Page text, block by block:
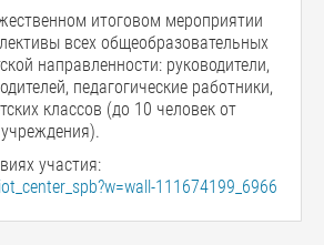
итоговом мероприятии
всех общеобразовательных
направленности: руководители,
педагогические работники,
классов (до 10 человек от
участия:
111674199_6966